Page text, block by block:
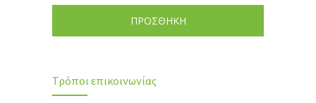
ΠΡΟΣΘΗΚΗ
Τρόποι επικοινωνίας